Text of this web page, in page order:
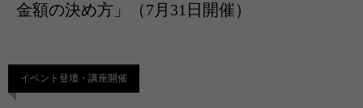
金額の決め方」（7月31日開催）
イベント登壇・講座開催